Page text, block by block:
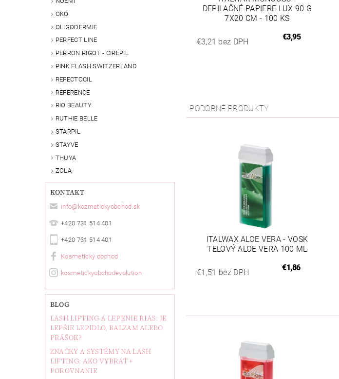
OKO
OLIGODERMIE
PERFECT LINE
PERRON RIGOT - CIRÉPIL
PINK FLASH SWITZERLAND
REFECTOCIL
REFERENCE
RIO BEAUTY
RUTHIE BELLE
STARPIL
STAYVE
THUYA
ZOLA
KONTAKT
info@ kozmetickyobchod.sk
+420 731 514 401
+420 731 514 401
Kosmetický obchod
kosmetickyobchodevolution
BLOG
LASH LIFTING A LEPENIE RIAS: JE
LEPŠIE LEPIDLO, BALZAM ALEBO
PRÁŠOK?
ZNAČKY A SYSTÉMY NA LASH
LIFTING: AKO VYBRAŤ +
POROVNANIE
DEPILAČNÉ PAPIERE LUX 90 G
7X20 CM - 100 KS
€3,21 bez DPH
€3,95
PODOBNÉ PRODUKTY
ITALWAX ALOE VERA - VOSK
TELOVÝ ALOE VERA 100 ML
€1,51 bez DPH
€1,86